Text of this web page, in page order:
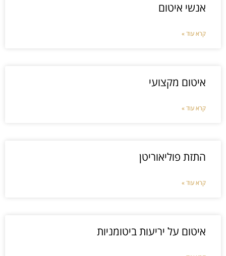
אנשי איטום
קרא עוד »
איטום מקצועי
קרא עוד »
התזת פוליאוריטן
קרא עוד »
איטום על יריעות ביטומניות